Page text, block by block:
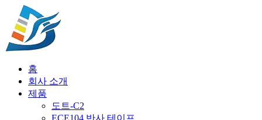
홈
회사 소개
제품
도트-C2
ECE104 반사 테이프